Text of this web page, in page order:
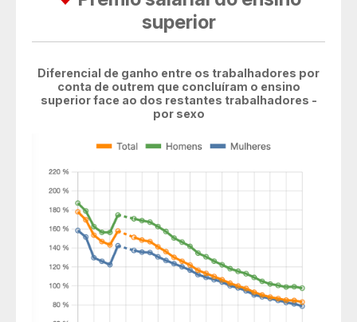
superior
Diferencial de ganho entre os trabalhadores por
conta de outrem que concluíram o ensino
superior face ao dos restantes trabalhadores -
por sexo